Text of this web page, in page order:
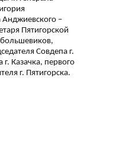
Анджиевского –
Пятигорской
Совдепа г.
г. Казачка, первого
г. Пятигорска.